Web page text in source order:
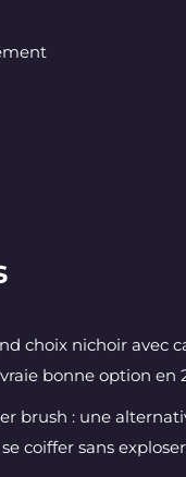
choix nichoir avec
bonne option en
brush : une
coiffer sans